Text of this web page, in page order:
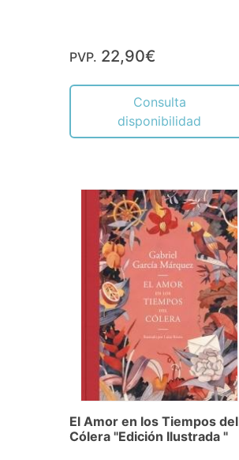
PVP. 22,90€
Consulta
disponibilidad
El Amor en los Tiempos del
Cólera "Edición Ilustrada "